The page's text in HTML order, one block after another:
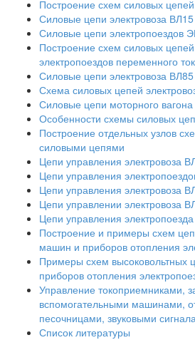
Построение схем силовых
Силовые цепи электровоза ВЛ15
Силовые цепи электропоездов
Построение схем силовых цепей
электропоездов переменного
Силовые цепи электровоза ВЛ85
Схема силовых цепей
Силовые цепи моторного
Особенности схемы силовых
Построение отдельных узлов
силовыми цепями
Цепи управления электровоза
Цепи управления
Цепи управления электровоза
Цепи управлении электровоза
Цепи управления
Построение и примеры схем
машин и приборов отопления
Примеры схем высоковольтных
приборов отопления
Управление токоприемниками,
вспомогательными машинами,
песочницами, звуковыми
Список литературы